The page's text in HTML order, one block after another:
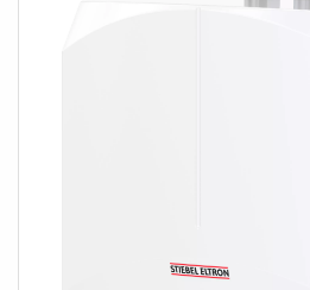
raccordement) et raccord sans
chaude : max. 3,2 l/min.